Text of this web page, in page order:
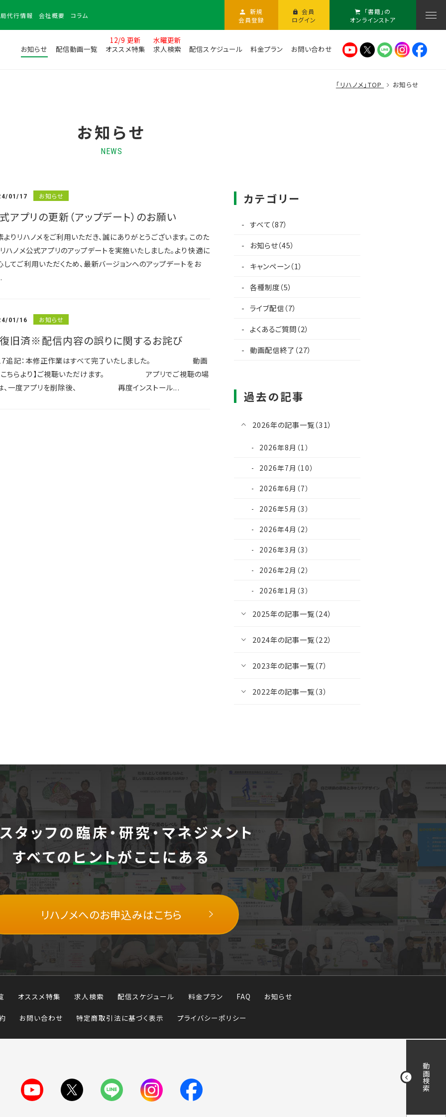
代行情報 会社概要 コラム
新規
会員登録
会員
ログイン
「書籍」の
オンラインストア
お知らせ 配信動画一覧
12/9 更新
オススメ特集
水曜更新
求人検索
配信スケジュール 料金プラン お問い合わせ
「リハノメ」TOP お知らせ
お知らせ
NEWS
動画検索
01/17 お知らせ
アプリの更新（アップデート）のお願い
よりリハノメをご利用いただき、誠にありがとうございます。このた
リハノメ公式アプリのアップデートを実施いたしました。より快適に
してご利用いただくため、最新バージョンへのアップデートをお
01/16 お知らせ
旧済※配信内容の誤りに関するお詫び
追記：本修正作業はすべて完了いたしました。 動画
こちらより】ご視聴いただけます。 アプリでご視聴の場
、一度アプリを削除後、 再度インストール...
カテゴリー
すべて（87）
お知らせ（45）
キャンペーン（1）
各種制度（5）
ライブ配信（7）
よくあるご質問（2）
動画配信終了（27）
過去の記事
2026年の記事一覧（31）
2026年8月（1）
2026年7月（10）
2026年6月（7）
2026年5月（3）
2026年4月（2）
2026年3月（3）
2026年2月（2）
2026年1月（3）
2025年の記事一覧（24）
2024年の記事一覧（22）
2023年の記事一覧（7）
2022年の記事一覧（3）
タッフの臨床・研究・マネジメント
すべてのヒントがここにある
リハノメへのお申込みはこちら
オススメ特集 求人検索 配信スケジュール 料金プラン FAQ お知らせ
お問い合わせ 特定商取引法に基づく表示 プライバシーポリシー